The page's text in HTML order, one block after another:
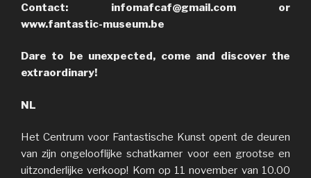
Contact: infomafcaf@gmail.com or
www.fantastic-museum.be
Dare to be unexpected, come and discover the
extraordinary!
NL
Het Centrum voor Fantastische Kunst opent de deuren
van zijn ongelooflijke schatkamer voor een grootse en
uitzonderlijke verkoop! Kom op 11 november van 10.00